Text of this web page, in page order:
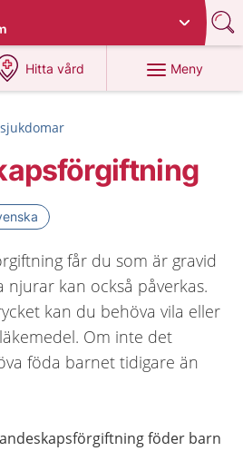
Hitta vård
på 1177.se
Meny
får du som är gravid
njurar kan också påverkas.
kan du behöva vila eller
Om inte det
föda barnet tidigare än
föder barn